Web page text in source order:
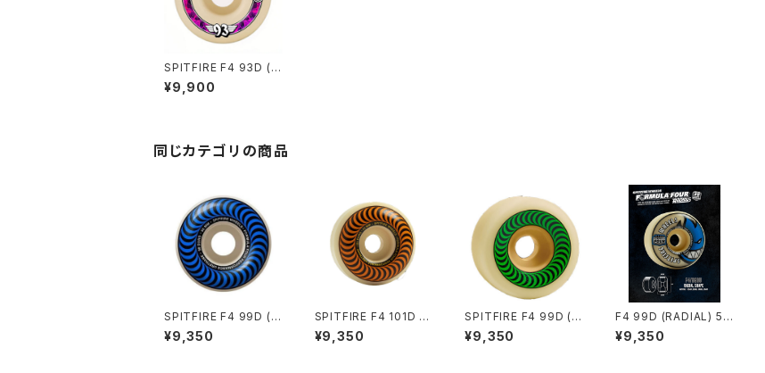
SPITFIRE F4 93D (R
¥9,900
同じカテゴリの商品
SPITFIRE F4 99D (C
LASSIC) 56mm
¥9,350
SPITFIRE F4 101D (C
LASSIC) 53mm
¥9,350
SPITFIRE F4 99D (O.
G CLASSIC) 52mm
¥9,350
F4 99D (RADIAL) 52
mm 53mm
¥9,350